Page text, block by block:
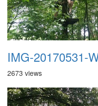
IMG-20170531-
2673 views